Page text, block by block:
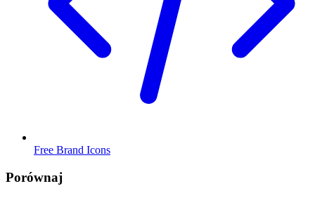
Free Brand Icons
Porównaj